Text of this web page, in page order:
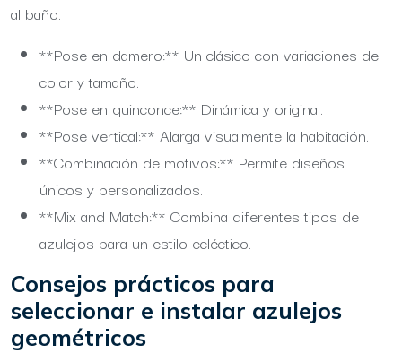
al baño.
**Pose en damero:** Un clásico con variaciones de
color y tamaño.
**Pose en quinconce:** Dinámica y original.
**Pose vertical:** Alarga visualmente la habitación.
**Combinación de motivos:** Permite diseños
únicos y personalizados.
**Mix and Match:** Combina diferentes tipos de
azulejos para un estilo ecléctico.
Consejos prácticos para
seleccionar e instalar azulejos
geométricos